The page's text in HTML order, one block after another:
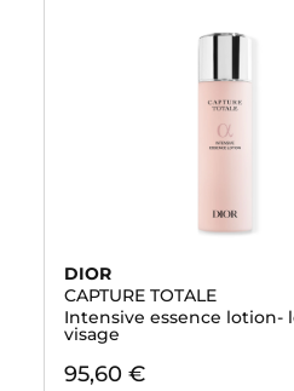
DIOR
CAPTURE TOTALE
Intensive essence lotion-
visage
95,60 €